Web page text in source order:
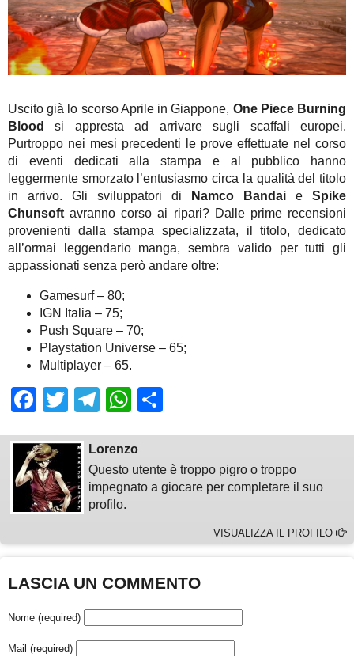
Uscito già lo scorso Aprile in Giappone, One Piece Burning
Blood
si appresta ad arrivare sugli scaffali europei.
Purtroppo nei mesi precedenti le prove effettuate nel corso
di eventi dedicati alla stampa e al pubblico hanno
leggermente smorzato l’entusiasmo circa la qualità del titolo
in arrivo. Gli sviluppatori di
Namco Bandai e Spike
Chunsoft avranno corso ai ripari? Dalle prime recensioni
provenienti dalla stampa specializzata, il titolo, dedicato
all’ormai leggendario manga, sembra valido per tutti gli
appassionati senza però andare oltre:
Gamesurf – 80;
IGN Italia – 75;
Push Square – 70;
Playstation Universe – 65;
Multiplayer – 65.
Facebook
TwitterTelegram
WhatsApp
Lorenzo
Questo utente è troppo pigro o troppo
impegnato a giocare per completare il suo
profilo.
VISUALIZZA IL PROFILO
LASCIA UN COMMENTO
Nome (required)
Mail (required)